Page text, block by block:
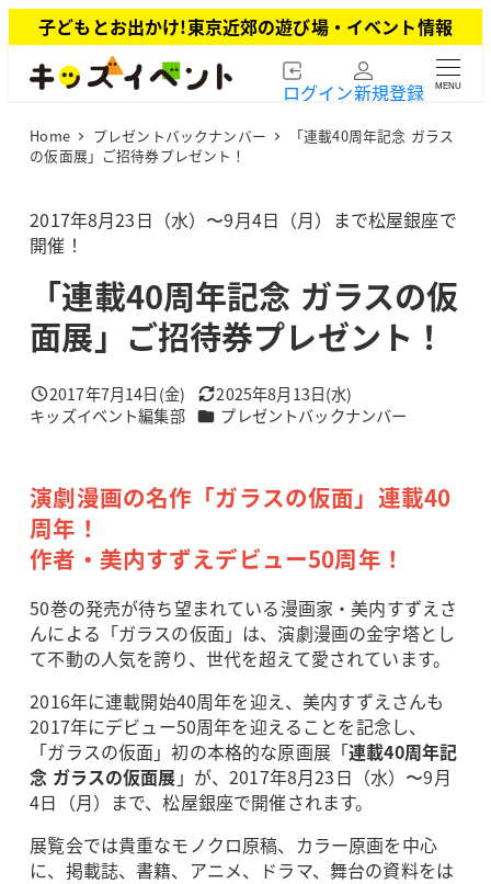
イ
子どもとお出かけ!東京近郊の遊び場・イベント情報
ログイン新規登録 MENU
Home プレゼントバックナンバー
「連載40周年記念 ガラス
の仮面展」ご招待券プレゼント！
2017年8月23日（水）〜9月4日（月）まで松屋銀座で
開催！
「連載40周年記念 ガラスの仮
面展」ご招待券プレゼント！
投稿日
2017年7月14日(金) 更新日
2025年8月13日(水)
著
キッズイベント編集部 カテゴリー
プレゼントバックナンバー
演劇漫画の名作「ガラスの仮面」連載40
周年！
作者・美内すずえデビュー50周年！
50巻の発売が待ち望まれている漫画家・美内すずえさ
んによる「ガラスの仮面」は、演劇漫画の金字塔とし
て不動の人気を誇り、世代を超えて愛されています。
2016年に連載開始40周年を迎え、美内すずえさんも
2017年にデビュー50周年を迎えることを記念し、
「ガラスの仮面」初の本格的な原画展「連載40周年記
念 ガラスの仮面展 」が、2017年8月23日（水）〜9月
4日（月）まで、松屋銀座で開催されます。
展覧会では貴重なモノクロ原稿、カラー原画を中心
に、掲載誌、書籍、アニメ、ドラマ、舞台の資料をは